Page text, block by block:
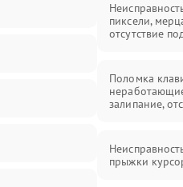
пиксели,
отсутствие
Поломка
залипание,
прыжки